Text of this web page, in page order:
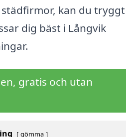
kan du tryggt
dig bäst i Långvik
gratis och utan
gömma